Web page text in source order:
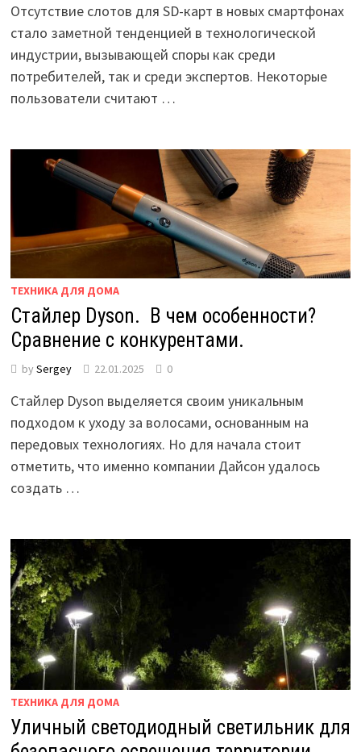
Отсутствие слотов для SD-карт в новых смартфонах
стало заметной тенденцией в технологической
индустрии, вызывающей споры как среди
потребителей, так и среди экспертов. Некоторые
пользователи считают …
ТЕХНИКА ДЛЯ ДОМА
Стайлер Dyson. В чем особенности?
Сравнение с конкурентами.
by Sergey 22.01.2025 0
Стайлер Dyson выделяется своим уникальным
подходом к уходу за волосами, основанным на
передовых технологиях. Но для начала стоит
отметить, что именно компании Дайсон удалось
создать …
ТЕХНИКА ДЛЯ ДОМА
Уличный светодиодный светильник для